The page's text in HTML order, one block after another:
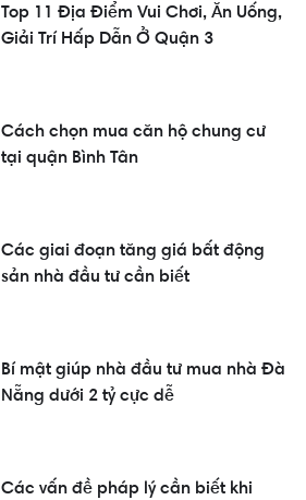
Top 11 Địa Điểm Vui Chơi, Ăn Uống,
Giải Trí Hấp Dẫn Ở Quận 3
Cách chọn mua căn hộ chung cư
tại quận Bình Tân
Các giai đoạn tăng giá bất động
sản nhà đầu tư cần biết
Bí mật giúp nhà đầu tư mua nhà Đà
Nẵng dưới 2 tỷ cực dễ
Các vấn đề pháp lý cần biết khi